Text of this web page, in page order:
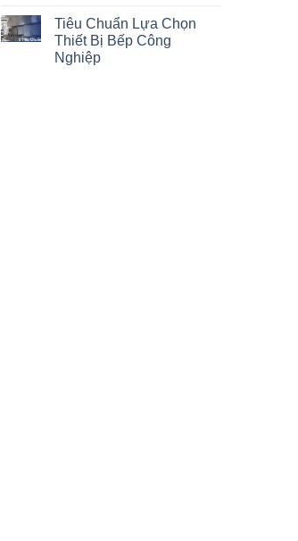
Tiêu Chuẩn Lựa Chọn
Thiết Bị Bếp Công
Nghiệp